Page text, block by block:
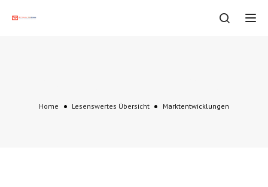
Home Lesenswertes Übersicht Marktentwicklungen